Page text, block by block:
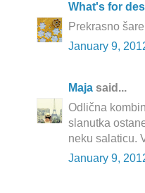
What's for
Prekrasno
January 9,
Maja said...
Odlična
slanutka
neku salaticu.
January 9,